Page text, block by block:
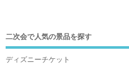
二次会で人気の景品を探す
ディズニーチケット